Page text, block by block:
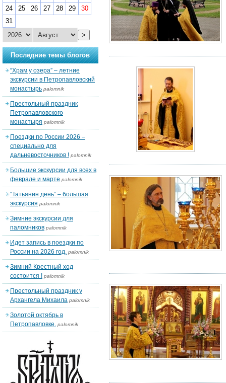
24
25 26 27 28 29
30
31
>
Последние темы блогов
“Храм у озера” – летние
экскурсии в Петропавловский
монастырь palomnik
Престольный праздник
Петропавловского
монастыря palomnik
Поездки по России 2026 –
специально для
дальневосточников ! palomnik
Большие экскурсии для всех в
феврале и марте palomnik
“Татьянин день” – большая
экскурсия palomnik
Зимние экскурсии для
паломников palomnik
Идет запись в поездки по
России на 2026 год. palomnik
Зимний Крестный ход
состоится ! palomnik
Престольный праздник у
Архангела Михаила palomnik
Золотой октябрь в
Петропавловке. palomnik